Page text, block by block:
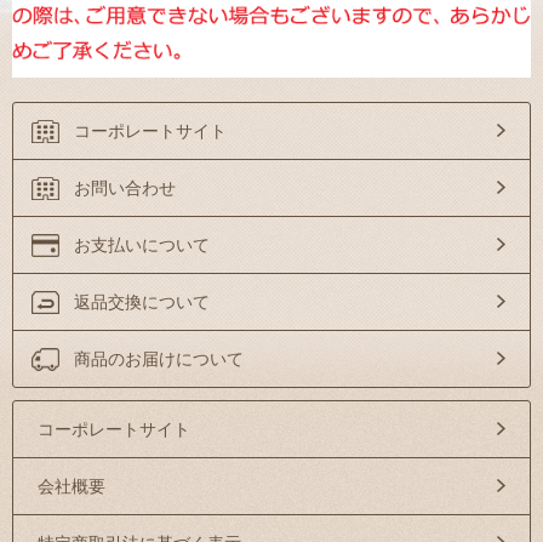
コーポレートサイト
お問い合わせ
お支払いについて
返品交換について
商品のお届けについて
コーポレートサイト
会社概要